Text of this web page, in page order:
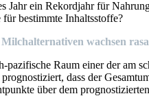
Jahr ein Rekordjahr für
bestimmte Inhaltsstoffe?
wachsen
pazifische Raum einer der am
dass der
über dem